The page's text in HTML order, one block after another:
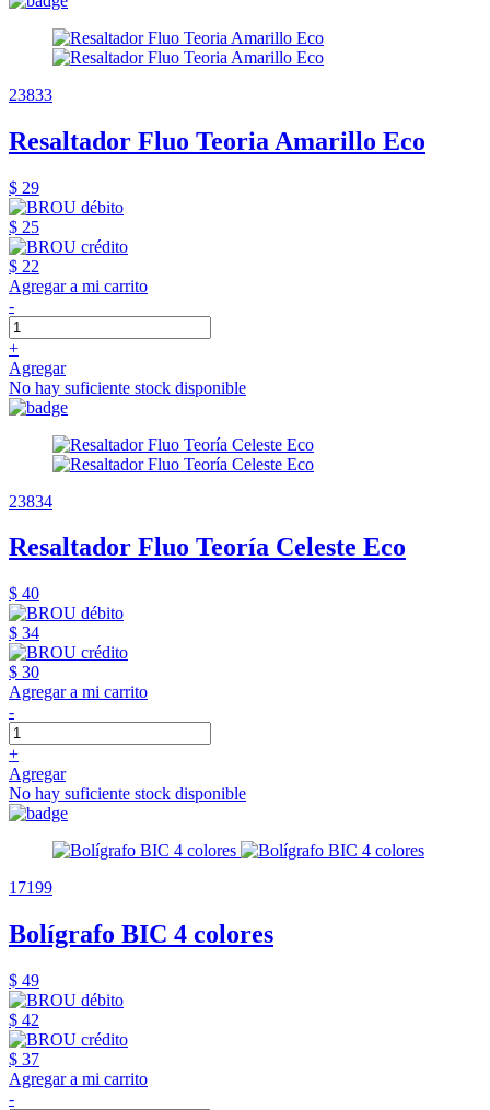
23833
Resaltador Fluo Teoria Amarillo Eco
$ 29
$ 25
$ 22
Agregar a mi carrito
-
+
Agregar
No hay suficiente stock disponible
23834
Resaltador Fluo Teoría Celeste Eco
$ 40
$ 34
$ 30
Agregar a mi carrito
-
+
Agregar
No hay suficiente stock disponible
17199
Bolígrafo BIC 4 colores
$ 49
$ 42
$ 37
Agregar a mi carrito
-